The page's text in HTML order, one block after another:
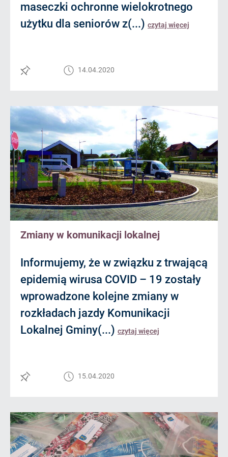
maseczki ochronne wielokrotnego
użytku dla seniorów z(...) czytaj więcej
14.04.2020
Zmiany w komunikacji lokalnej
Informujemy, że w związku z trwającą
epidemią wirusa COVID – 19 zostały
wprowadzone kolejne zmiany w
rozkładach jazdy Komunikacji
Lokalnej Gminy(...) czytaj więcej
15.04.2020